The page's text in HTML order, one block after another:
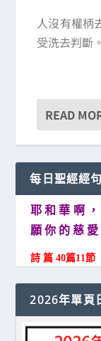
人沒有權柄
受洗去判斷。
READ
每日聖經經
耶 和 華 啊
願 你 的 慈 愛
詩 篇 40篇11節
2026年單頁